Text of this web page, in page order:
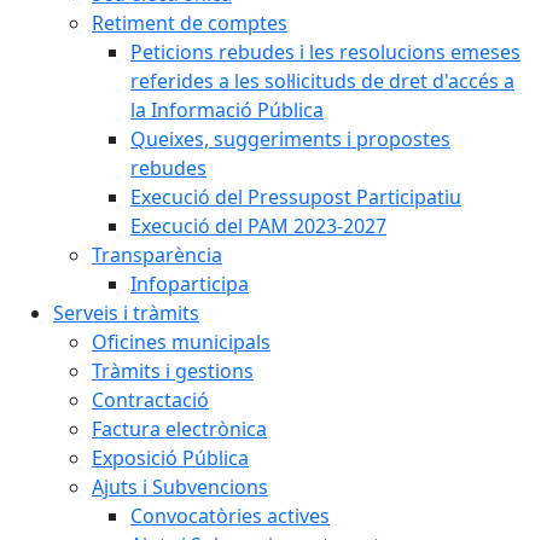
Retiment de comptes
Peticions rebudes i les resolucions emeses
referides a les sol·licituds de dret d'accés a
la Informació Pública
Queixes, suggeriments i propostes
rebudes
Execució del Pressupost Participatiu
Execució del PAM 2023-2027
Transparència
Infoparticipa
Serveis i tràmits
Oficines municipals
Tràmits i gestions
Contractació
Factura electrònica
Exposició Pública
Ajuts i Subvencions
Convocatòries actives